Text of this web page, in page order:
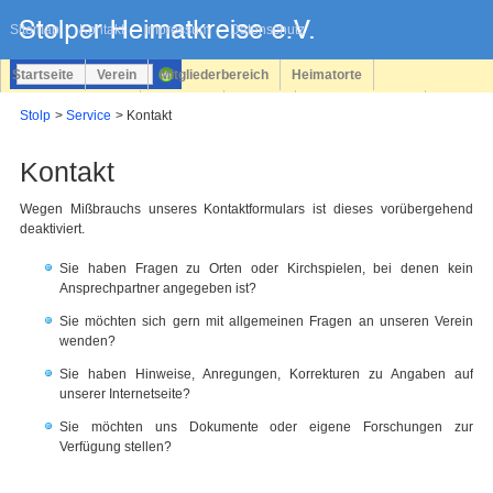
Sitemap Kontakt Impressum Datenschutz
überspringen
Startseite Verein Mitgliederbereich Heimatorte
Stolp Service Kontakt
Kontakt
Wegen Mißbrauchs unseres Kontaktformulars ist dieses vorübergehend
deaktiviert.
Sie haben Fragen zu Orten oder Kirchspielen, bei denen kein
Ansprechpartner angegeben ist?
Sie möchten sich gern mit allgemeinen Fragen an unseren Verein
wenden?
Sie haben Hinweise, Anregungen, Korrekturen zu Angaben auf
unserer Internetseite?
Sie möchten uns Dokumente oder eigene Forschungen zur
Verfügung stellen?